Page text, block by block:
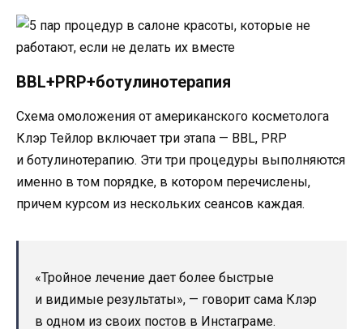
BBL+PRP+ботулинотерапия
Схема омоложения от американского косметолога
Клэр Тейлор включает три этапа — BBL, PRP
и ботулинотерапию. Эти три процедуры выполняются
именно в том порядке, в котором перечислены,
причем курсом из нескольких сеансов каждая.
«Тройное лечение дает более быстрые
и видимые результаты», — говорит сама Клэр
в одном из своих постов в Инстаграме.